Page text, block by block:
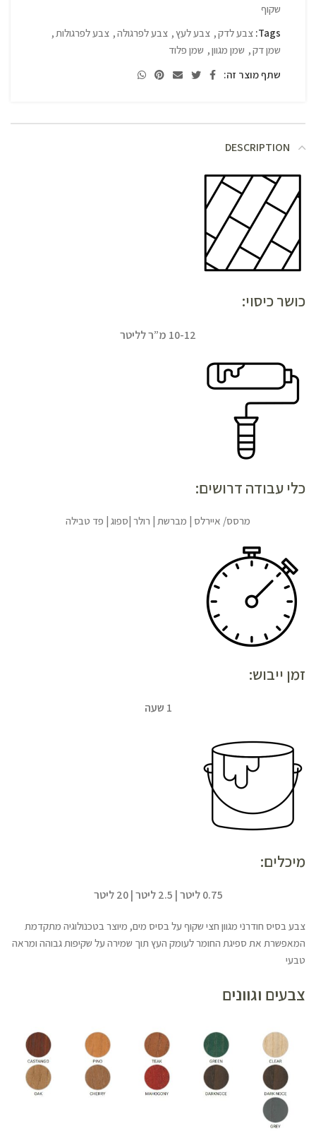
שקוף
Tags: צבע לדק, צבע לעץ, צבע לפרגולה, צבע לפרגולות,
שמן דק, שמן מגוון, שמן פלוד
שתף מוצר זה:
DESCRIPTION
כושר כיסוי:
10-12 מ”ר לליטר
כלי עבודה דרושים:
מרסס/ איירלס | מברשת | רולר |ספוג | פד טבילה
זמן ייבוש:
1 שעה
מיכלים:
0.75 ליטר | 2.5 ליטר | 20 ליטר
צבע בסיס חודרני מגוון חצי שקוף על בסיס מים, מיוצר בטכנולוגיה מתקדמת
המאפשרת את ספיגת החומר לעומק העץ תוך שמירה על שקיפות גבוהה ומראה
טבעי
צבעים וגוונים